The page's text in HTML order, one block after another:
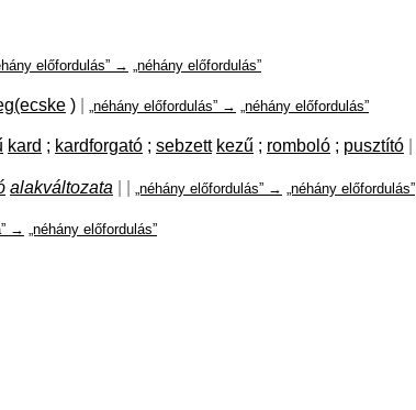
előfordulás” → „néhány előfordulás”
) „néhány előfordulás” → „néhány előfordulás”
kard ; kardforgató ; sebzett kezű ; romboló ; pusztító
alakváltozata „néhány előfordulás” → „néhány előfordulás”
→ „néhány előfordulás”